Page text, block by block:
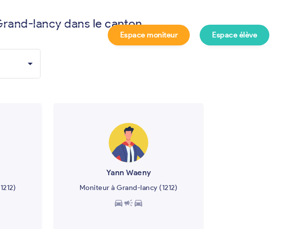
Espace moniteur Espace élève
lancy dans le canton
Yann Waeny
Moniteur à Grand-lancy (1212)
directions_carcampaigndirections_car